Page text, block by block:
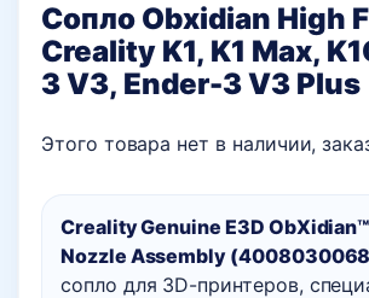
Сопло Obxidian High
Creality K1, K1 Max,
3 V3, Ender-3 V3 Plus
Creality Genuine E3D
Nozzle Assembly
сопло для 3D-принтеров,
Этого товара нет в наличии,